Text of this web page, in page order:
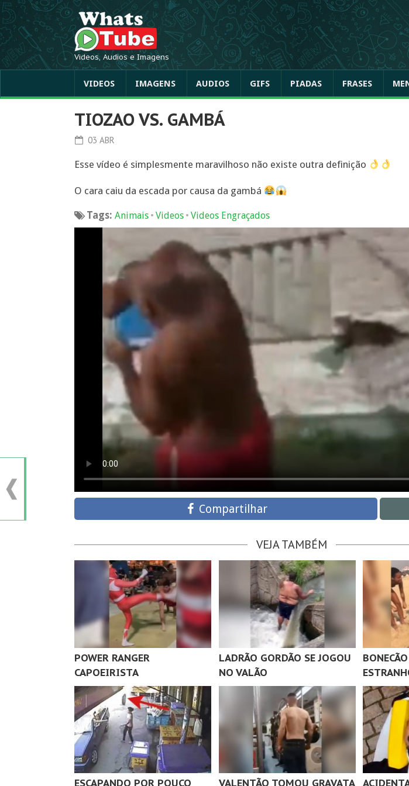
Videos, Audios e Imagens
VIDEOS IMAGENS AUDIOS GIFS PIADAS FRASES
TIOZAO VS. GAMBÁ
03 ABR
Esse vídeo é simplesmente maravilhoso não existe outra definição
O cara caiu da escada por causa da gambá
Tags: Animais • Videos • Videos Engraçados
Compartilhar
VEJA TAMBÉM
POWER RANGER
CAPOEIRISTA
LADRÃO GORDÃO SE JOGOU
NO VALÃO
ESCAPANDO POR POUCO VALENTÃO TOMOU GRAVATA